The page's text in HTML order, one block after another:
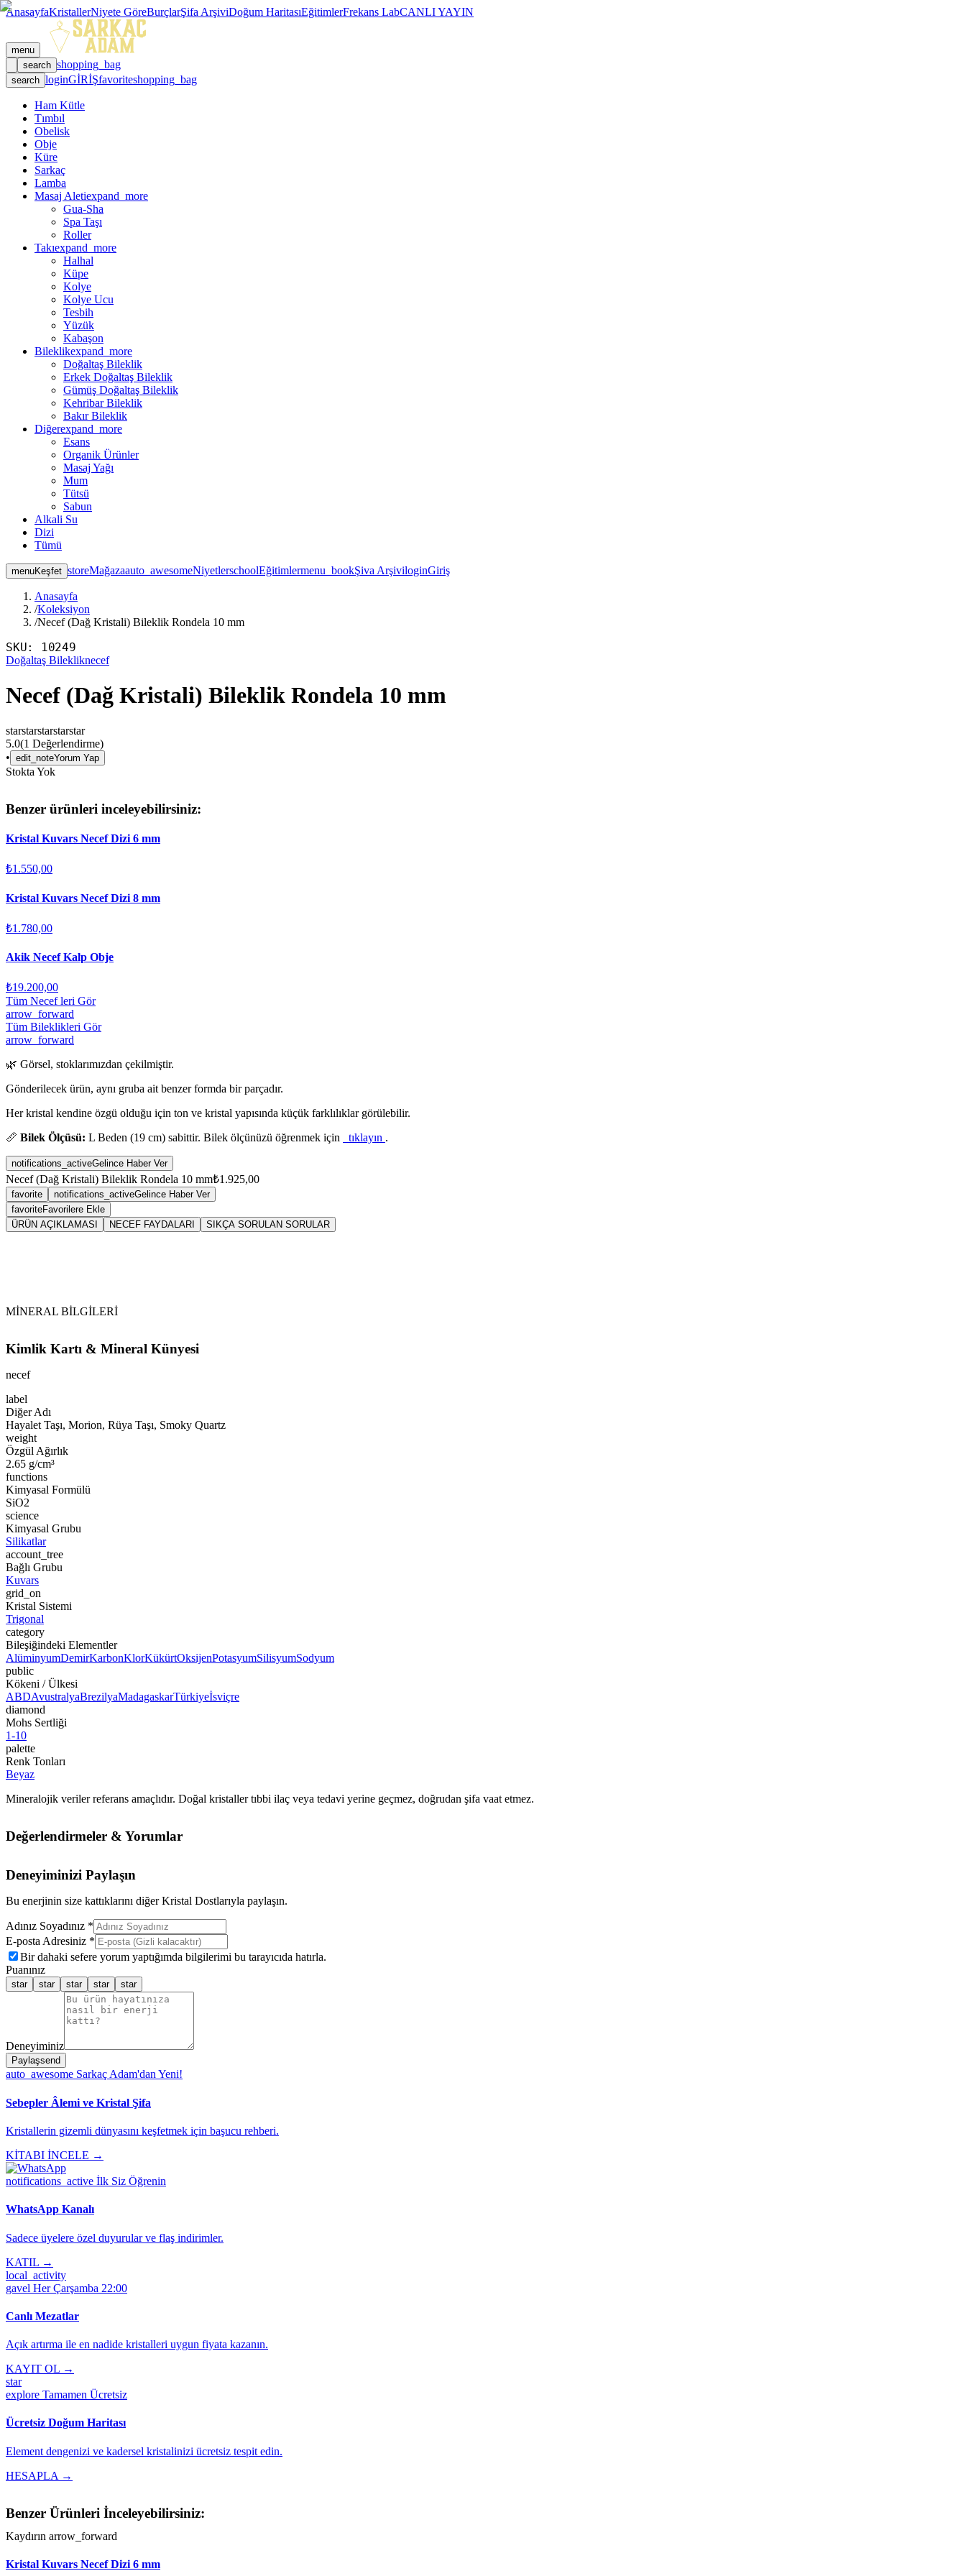
AnasayfaKristallerNiyete GöreBurçlarŞifa ArşiviDoğum HaritasıEğitimlerFrekans LabCANLI YAYIN
menu
search shopping_bag
search loginGİRİŞfavoriteshopping_bag
Ham Kütle
Tımbıl
Obelisk
Obje
Küre
Sarkaç
Lamba
Masaj Aletiexpand_more
Gua-Sha
Spa Taşı
Roller
Takıexpand_more
Halhal
Küpe
Kolye
Kolye Ucu
Tesbih
Yüzük
Kabaşon
Bileklikexpand_more
Doğaltaş Bileklik
Erkek Doğaltaş Bileklik
Gümüş Doğaltaş Bileklik
Kehribar Bileklik
Bakır Bileklik
Diğerexpand_more
Esans
Organik Ürünler
Masaj Yağı
Mum
Tütsü
Sabun
Alkali Su
Dizi
Tümü
menuKeşfet storeMağazaauto_awesomeNiyetlerschoolEğitimlermenu_bookŞiva ArşiviloginGiriş
Anasayfa
/Koleksiyon
/Necef (Dağ Kristali) Bileklik Rondela 10 mm
SKU: 10249
Doğaltaş Bilekliknecef
Necef (Dağ Kristali) Bileklik Rondela 10 mm
starstarstarstarstar
5.0(1 Değerlendirme)
• edit_noteYorum Yap
Stokta Yok
Benzer ürünleri inceleyebilirsiniz:
Kristal Kuvars Necef Dizi 6 mm
₺1.550,00
Kristal Kuvars Necef Dizi 8 mm
₺1.780,00
Akik Necef Kalp Obje
₺19.200,00
Tüm Necef leri Gör
arrow_forward
Tüm Bileklikleri Gör
arrow_forward
🌿 Görsel, stoklarımızdan çekilmiştir.
Gönderilecek ürün, aynı gruba ait benzer formda bir parçadır.
Her kristal kendine özgü olduğu için ton ve kristal yapısında küçük farklılıklar görülebilir.
📏 Bilek Ölçüsü: L Beden (19 cm) sabittir. Bilek ölçünüzü öğrenmek için tıklayın .
notifications_activeGelince Haber Ver
Necef (Dağ Kristali) Bileklik Rondela 10 mm₺1.925,00
favorite notifications_activeGelince Haber Ver
favoriteFavorilere Ekle
ÜRÜN AÇIKLAMASI
NECEF FAYDALARI SIKÇA SORULAN SORULAR
MİNERAL BİLGİLERİ
Kimlik Kartı & Mineral Künyesi
necef
label
Diğer Adı
Hayalet Taşı, Morion, Rüya Taşı, Smoky Quartz
weight
Özgül Ağırlık
2.65 g/cm³
functions
Kimyasal Formülü
SiO2
science
Kimyasal Grubu
Silikatlar
account_tree
Bağlı Grubu
Kuvars
grid_on
Kristal Sistemi
Trigonal
category
Bileşiğindeki Elementler
AlüminyumDemirKarbonKlorKükürtOksijenPotasyumSilisyumSodyum
public
Kökeni / Ülkesi
ABDAvustralyaBrezilyaMadagaskarTürkiyeİsviçre
diamond
Mohs Sertliği
1-10
palette
Renk Tonları
Beyaz
Mineralojik veriler referans amaçlıdır. Doğal kristaller tıbbi ilaç veya tedavi yerine geçmez, doğrudan şifa vaat etmez.
Değerlendirmeler & Yorumlar
Deneyiminizi Paylaşın
Bu enerjinin size kattıklarını diğer Kristal Dostlarıyla paylaşın.
Adınız Soyadınız *
E-posta Adresiniz *
Bir dahaki sefere yorum yaptığımda bilgilerimi bu tarayıcıda hatırla.
Puanınız
star star star star star
Deneyiminiz
Paylaşsend
auto_awesome Sarkaç Adam'dan Yeni!
Sebepler Âlemi ve Kristal Şifa
Kristallerin gizemli dünyasını keşfetmek için başucu rehberi.
KİTABI İNCELE →
notifications_active İlk Siz Öğrenin
WhatsApp Kanalı
Sadece üyelere özel duyurular ve flaş indirimler.
KATIL →
local_activity
gavel Her Çarşamba 22:00
Canlı Mezatlar
Açık artırma ile en nadide kristalleri uygun fiyata kazanın.
KAYIT OL →
star
explore Tamamen Ücretsiz
Ücretsiz Doğum Haritası
Element dengenizi ve kadersel kristalinizi ücretsiz tespit edin.
HESAPLA →
Benzer Ürünleri İnceleyebilirsiniz:
Kaydırın arrow_forward
Kristal Kuvars Necef Dizi 6 mm